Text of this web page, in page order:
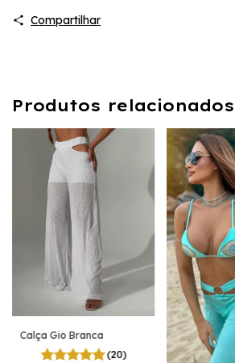
Compartilhar
Produtos relacionados
Calça Gio Branca
(20)